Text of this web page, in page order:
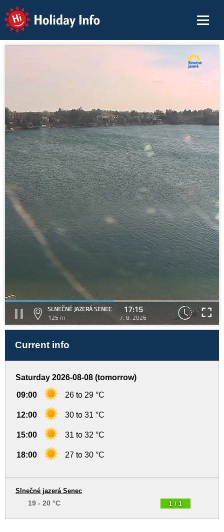
Holiday Info
SLNEČNÉ JAZERÁ SENEC
125 m
17:15
7. 8. 2026
Current info
Saturday 2026-08-08 (tomorrow)
09:00 26 to 29 °C
12:00 30 to 31 °C
15:00 31 to 32 °C
18:00 27 to 30 °C
1 / 1
Slnečné jazerá Senec
19 - 20 °C